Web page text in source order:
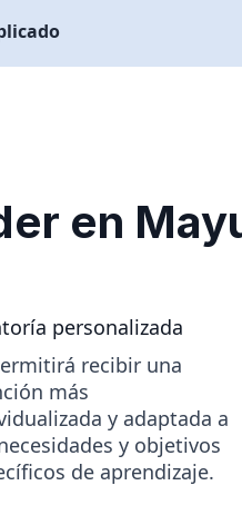
IA
en
personalizada
recibir una
más
y adaptada a
y objetivos
de aprendizaje.